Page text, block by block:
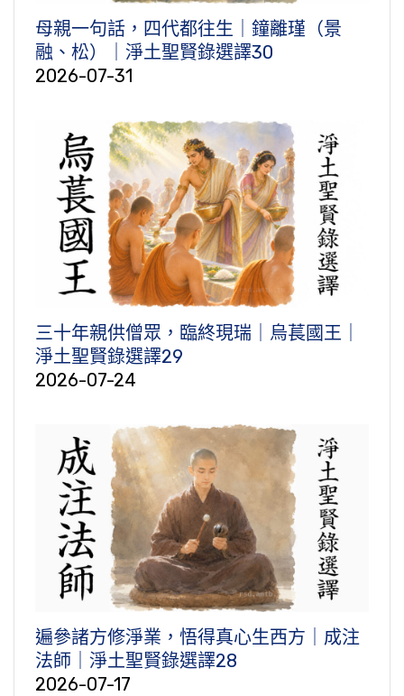
母親一句話，四代都往生｜鐘離瑾（景
融、松）｜淨土聖賢錄選譯30
2026-07-31
三十年親供僧眾，臨終現瑞｜烏萇國王｜
淨土聖賢錄選譯29
2026-07-24
遍參諸方修淨業，悟得真心生西方｜成注
法師｜淨土聖賢錄選譯28
2026-07-17